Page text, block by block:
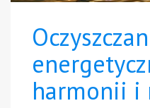
harmonii i